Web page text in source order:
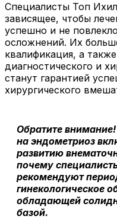
Специалисты Топ
зависящее, чтобы
успешно и не
осложнений. Их
квалификация, а
диагностического и
станут гарантией
хирургического
Обратите
на эндометриоз
развитию
почему
рекомендуют
гинекологическое
обладающей
базой.